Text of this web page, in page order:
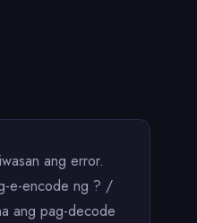
ang error.
e-encode ng ? /
ang pag-decode